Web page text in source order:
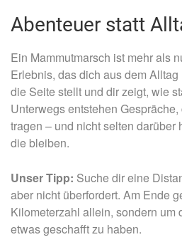
Abenteuer statt
Ein Mammutmarsch ist mehr als
Erlebnis, das dich aus dem
die Seite stellt und dir zeigt, wie
Unterwegs entstehen
tragen – und nicht selten darüber
die bleiben.
Unser Tipp: Suche dir eine
aber nicht überfordert. Am Ende
Kilometerzahl allein, sondern um
etwas geschafft zu haben.